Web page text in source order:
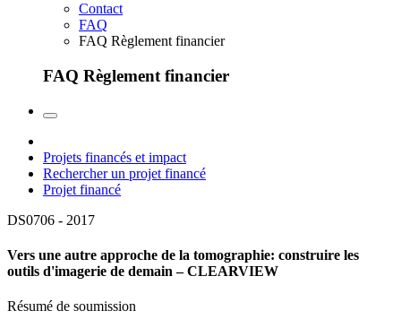
Contact
FAQ
FAQ Règlement financier
FAQ Règlement financier
Projets financés et impact
Rechercher un projet financé
Projet financé
DS0706 - 2017
Vers une autre approche de la tomographie: construire les
outils d'imagerie de demain – CLEARVIEW
Résumé de soumission